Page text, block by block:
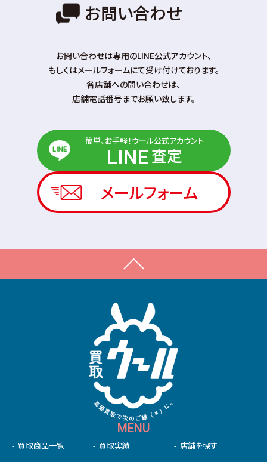
お問い合わせ
お問い合わせは専⽤のLINE公式アカウント、
もしくはメールフォームにて受け付けております。
各店舗への問い合わせは、
店舗電話番号までお願い致します。
簡単、お手軽！ウール公式アカウント
LINE査定
メールフォーム
MENU
買取商品一覧 買取実績 店舗を探す